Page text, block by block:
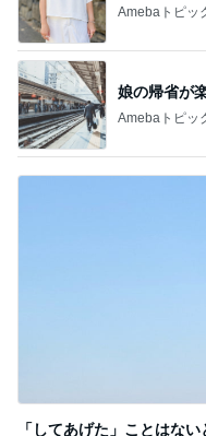
Amebaトピッ
娘の帰省が
Amebaトピッ
「してあげた」ことはない